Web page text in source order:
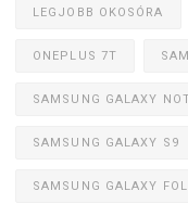
LEGJOBB OKOSÓRA
ONEPLUS 7T
SAMSUNG GALAXY
SAMSUNG GALAXY S9
SAMSUNG GALAXY